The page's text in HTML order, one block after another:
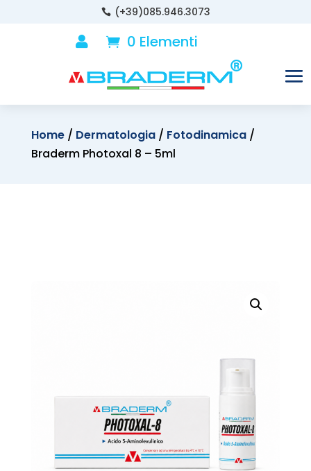
 (+39)085.946.3073
 0 Elementi
Home/ Dermatologia/ Fotodinamica/
Braderm Photoxal 8 – 5ml